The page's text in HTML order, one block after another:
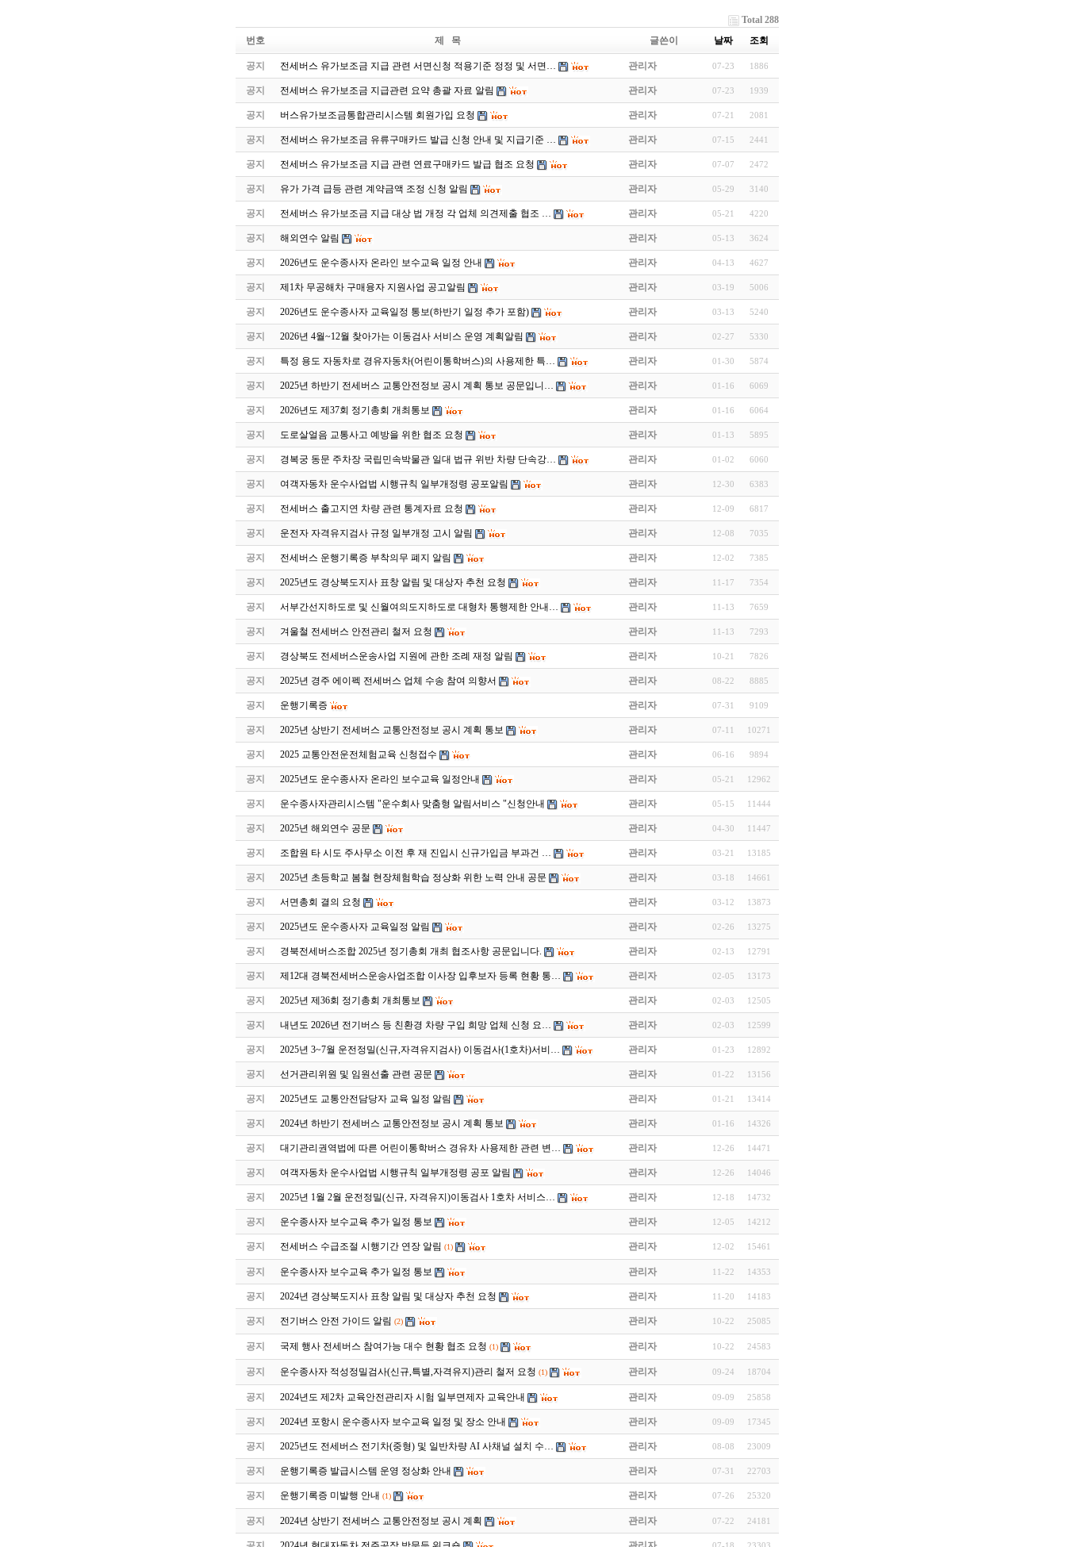
Total 288
번호
제 목 글쓴이 날짜 조회
공지 전세버스 유가보조금 지급 관련 서면신청 적용기준 정정 및 서면… 관리자 07-23 1886
공지 전세버스 유가보조금 지급관련 요약 총괄 자료 알림 관리자 07-23 1939
공지 버스유가보조금통합관리시스템 회원가입 요청 관리자 07-21 2081
공지 전세버스 유가보조금 유류구매카드 발급 신청 안내 및 지급기준 … 관리자 07-15 2441
공지 전세버스 유가보조금 지급 관련 연료구매카드 발급 협조 요청 관리자 07-07 2472
공지 유가 가격 급등 관련 계약금액 조정 신청 알림 관리자 05-29 3140
공지 전세버스 유가보조금 지급 대상 법 개정 각 업체 의견제출 협조 … 관리자 05-21 4220
공지 해외연수 알림 관리자 05-13 3624
공지 2026년도 운수종사자 온라인 보수교육 일정 안내 관리자 04-13 4627
공지 제1차 무공해차 구매융자 지원사업 공고알림 관리자 03-19 5006
공지 2026년도 운수종사자 교육일정 통보(하반기 일정 추가 포함) 관리자 03-13 5240
공지 2026년 4월~12월 찾아가는 이동검사 서비스 운영 계획알림 관리자 02-27 5330
공지 특정 용도 자동차로 경유자동차(어린이통학버스)의 사용제한 특… 관리자 01-30 5874
공지 2025년 하반기 전세버스 교통안전정보 공시 계획 통보 공문입니… 관리자 01-16 6069
공지 2026년도 제37회 정기총회 개최통보 관리자 01-16 6064
공지 도로살얼음 교통사고 예방을 위한 협조 요청 관리자 01-13 5895
공지 경복궁 동문 주차장 국립민속박물관 일대 법규 위반 차량 단속강… 관리자 01-02 6060
공지 여객자동차 운수사업법 시행규칙 일부개정령 공포알림 관리자 12-30 6383
공지 전세버스 출고지연 차량 관련 통계자료 요청 관리자 12-09 6817
공지 운전자 자격유지검사 규정 일부개정 고시 알림 관리자 12-08 7035
공지 전세버스 운행기록증 부착의무 폐지 알림 관리자 12-02 7385
공지 2025년도 경상북도지사 표창 알림 및 대상자 추천 요청 관리자 11-17 7354
공지 서부간선지하도로 및 신월여의도지하도로 대형차 통행제한 안내… 관리자 11-13 7659
공지 겨울철 전세버스 안전관리 철저 요청 관리자 11-13 7293
공지 경상북도 전세버스운송사업 지원에 관한 조례 재정 알림 관리자 10-21 7826
공지 2025년 경주 에이펙 전세버스 업체 수송 참여 의향서 관리자 08-22 8885
공지 운행기록증 관리자 07-31 9109
공지 2025년 상반기 전세버스 교통안전정보 공시 계획 통보 관리자 07-11 10271
공지 2025 교통안전운전체험교육 신청접수 관리자 06-16 9894
공지 2025년도 운수종사자 온라인 보수교육 일정안내 관리자 05-21 12962
공지 운수종사자관리시스템 "운수회사 맞춤형 알림서비스 "신청안내 관리자 05-15 11444
공지 2025년 해외연수 공문 관리자 04-30 11447
공지 조합원 타 시도 주사무소 이전 후 재 진입시 신규가입금 부과건 … 관리자 03-21 13185
공지 2025년 초등학교 봄철 현장체험학습 정상화 위한 노력 안내 공문 관리자 03-18 14661
공지 서면총회 결의 요청 관리자 03-12 13873
공지 2025년도 운수종사자 교육일정 알림 관리자 02-26 13275
공지 경북전세버스조합 2025년 정기총회 개최 협조사항 공문입니다. 관리자 02-13 12791
공지 제12대 경북전세버스운송사업조합 이사장 입후보자 등록 현황 통… 관리자 02-05 13173
공지 2025년 제36회 정기총회 개최통보 관리자 02-03 12505
공지 내년도 2026년 전기버스 등 친환경 차량 구입 희망 업체 신청 요… 관리자 02-03 12599
공지 2025년 3~7월 운전정밀(신규,자격유지검사) 이동검사(1호차)서비… 관리자 01-23 12892
공지 선거관리위원 및 임원선출 관련 공문 관리자 01-22 13156
공지 2025년도 교통안전담당자 교육 일정 알림 관리자 01-21 13414
공지 2024년 하반기 전세버스 교통안전정보 공시 계획 통보 관리자 01-16 14326
공지 대기관리권역법에 따른 어린이통학버스 경유차 사용제한 관련 변… 관리자 12-26 14471
공지 여객자동차 운수사업법 시행규칙 일부개정령 공포 알림 관리자 12-26 14046
공지 2025년 1월 2월 운전정밀(신규, 자격유지)이동검사 1호차 서비스… 관리자 12-18 14732
공지 운수종사자 보수교육 추가 일정 통보 관리자 12-05 14212
공지 전세버스 수급조절 시행기간 연장 알림 (1) 관리자 12-02 15461
공지 운수종사자 보수교육 추가 일정 통보 관리자 11-22 14353
공지 2024년 경상북도지사 표창 알림 및 대상자 추천 요청 관리자 11-20 14183
공지 전기버스 안전 가이드 알림 (2) 관리자 10-22 25085
공지 국제 행사 전세버스 참여가능 대수 현황 협조 요청 (1) 관리자 10-22 24583
공지 운수종사자 적성정밀검사(신규,특별,자격유지)관리 철저 요청 (1) 관리자 09-24 18704
공지 2024년도 제2차 교육안전관리자 시험 일부면제자 교육안내 관리자 09-09 25858
공지 2024년 포항시 운수종사자 보수교육 일정 및 장소 안내 관리자 09-09 17345
공지 2025년도 전세버스 전기차(중형) 및 일반차량 AI 사채널 설치 수… 관리자 08-08 23009
공지 운행기록증 발급시스템 운영 정상화 안내 관리자 07-31 22703
공지 운행기록증 미발행 안내 (1) 관리자 07-26 25320
공지 2024년 상반기 전세버스 교통안전정보 공시 계획 관리자 07-22 24181